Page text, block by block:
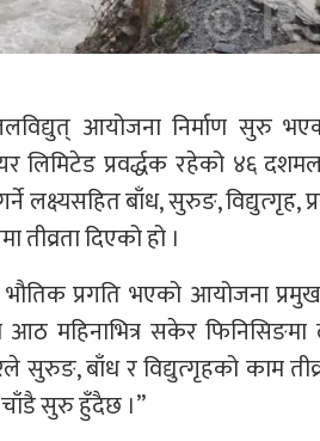
जलविद्युत् आयोजना निर्माण सुरु
लिमिटेड प्रवर्द्धक रहेको ४६
लक्ष्यसहित बाँध, सुरुङ, विद्युत्गृह,
तीव्रता दिएको हो ।
प्रगति भएको आयोजना
महिनाभित्र सकेर
बाँध र विद्युत्गृहको काम
चाँडै सुरु हुँदैछ ।”